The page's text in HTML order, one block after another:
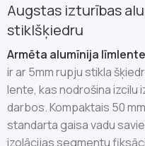
Augstas izturības
stiklšķiedru
Armēta alumīnija
ir ar 5mm rupju stikla
lente, kas nodrošina izcilu
darbos. Kompaktais 50
standarta gaisa vadu
izolācijas segmentu